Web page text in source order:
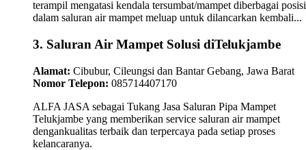
terampil mengatasi kendala tersumbat/mampet diberbagai
dalam saluran air mampet meluap untuk dilancarkan kembali...
3. Saluran Air Mampet Solusi diTelukjambe
Alamat: Cibubur, Cileungsi dan Bantar Gebang, Jawa Barat
Nomor Telepon: 085714407170
ALFA JASA sebagai Tukang Jasa Saluran Pipa Mampet
Telukjambe yang memberikan service saluran air mampet
dengankualitas terbaik dan terpercaya pada setiap proses
kelancaranya.